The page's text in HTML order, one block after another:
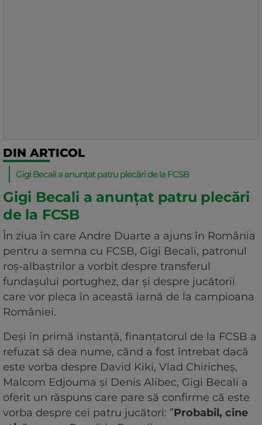
DIN ARTICOL
Gigi Becali a anunțat patru plecări de la FCSB
Gigi Becali a anunțat patru plecări
de la FCSB
În ziua în care Andre Duarte a ajuns în România
pentru a semna cu FCSB, Gigi Becali, patronul
roș-albaștrilor a vorbit despre transferul
fundașului portughez, dar și despre jucătorii
care vor pleca în această iarnă de la campioana
României.
Deși în primă instanță, finanțatorul de la FCSB a
refuzat să dea nume, când a fost întrebat dacă
este vorba despre David Kiki, Vlad Chiricheș,
Malcom Edjouma și Denis Alibec, Gigi Becali a
oferit un răspuns care pare să confirme că este
vorba despre cei patru jucători: ”Probabil, cine